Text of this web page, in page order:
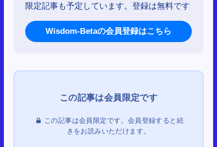
限定記事も予定しています。登録は無料です
Wisdom-Betaの会員登録はこちら
この記事は会員限定です。会員登録すると続
きをお読みいただけます。